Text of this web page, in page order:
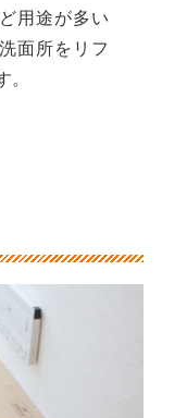
用途が多い
面所をリフ
。